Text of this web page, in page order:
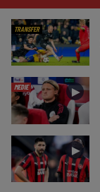
TRANSFER
MEDIE ►
►